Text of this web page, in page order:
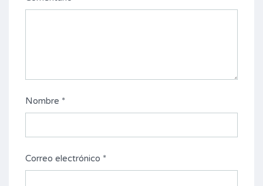
Nombre *
Correo electrónico *